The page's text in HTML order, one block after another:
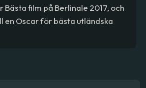
Bästa film på Berlinale 2017, och
en Oscar för bästa utländska